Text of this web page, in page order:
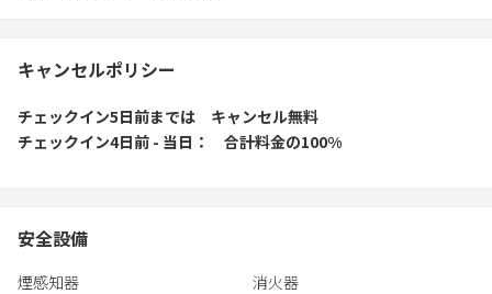
キャンセルポリシー
チェックイン5日前までは
キャンセル無料
チェックイン4日前 - 当日
合計料金の100%
安全設備
煙感知器 消火器